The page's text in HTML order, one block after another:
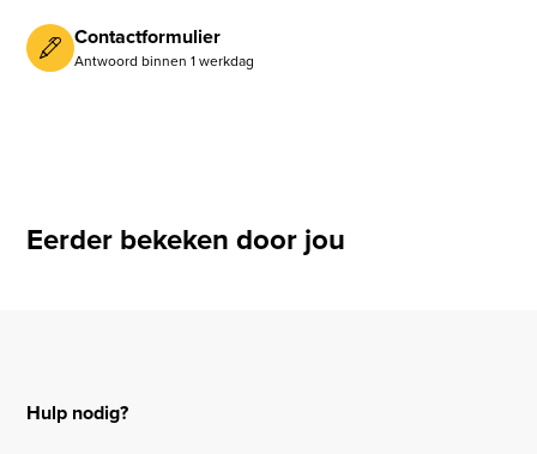
Contactformulier
Antwoord binnen 1 werkdag
Eerder bekeken door jou
Hulp nodig?